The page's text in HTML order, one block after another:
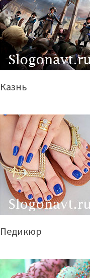
Казнь
Педикюр